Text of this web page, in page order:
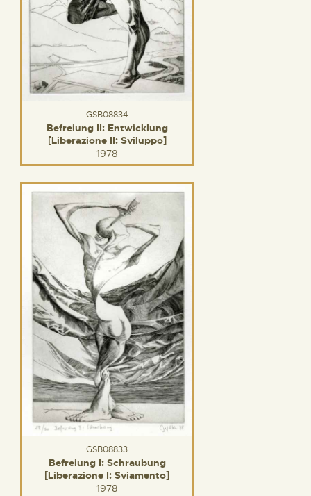
GSB08834
Befreiung II: Entwicklung
[Liberazione II: Sviluppo]
1978
GSB08833
Befreiung I: Schraubung
[Liberazione I: Sviamento]
1978